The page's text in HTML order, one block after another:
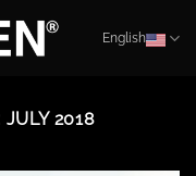
English
JULY 2018